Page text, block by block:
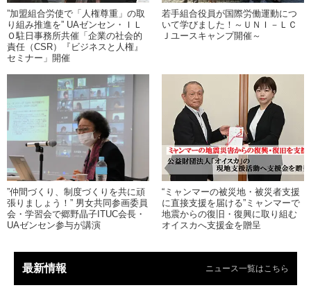
”加盟組合労使で「人権尊重」の取
り組み推進を” UAゼンセン・ＩＬ
Ｏ駐日事務所共催「企業の社会的
責任（CSR）『ビジネスと人権』
セミナー」開催
若手組合役員が国際労働運動につ
いて学びました！～ＵＮＩ－ＬＣ
Ｊユースキャンプ開催～
”仲間づくり、制度づくりを共に頑
張りましょう！” 男女共同参画委員
会・学習会で郷野晶子ITUC会長・
UAゼンセン参与が講演
“ミャンマーの被災地・被災者支援
に直接支援を届ける”ミャンマーで
地震からの復旧・復興に取り組む
オイスカへ支援金を贈呈
最新情報 ニュース一覧はこちら